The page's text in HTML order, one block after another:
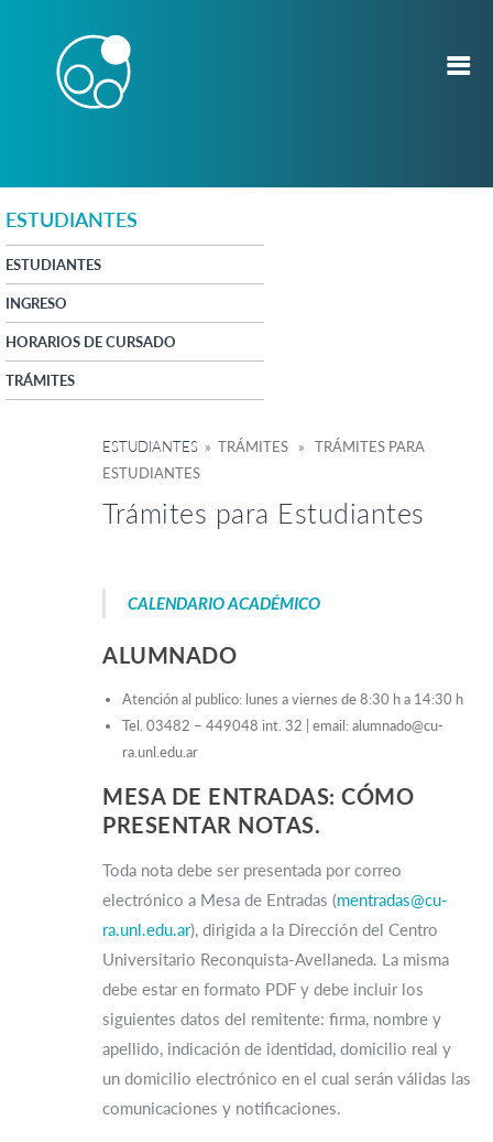
ESTUDIANTES
ESTUDIANTES
INGRESO
HORARIOS DE CURSADO
TRÁMITES
ESTUDIANTES » TRÁMITES » TRÁMITES PARA
ESTUDIANTES
Trámites para Estudiantes
CALENDARIO ACADÉMICO
ALUMNADO
Atención al publico: lunes a viernes de 8:30 h a 14:30 h
Tel. 03482 – 449048 int. 32 | email: alumnado@cu-
ra.unl.edu.ar
MESA DE ENTRADAS: CÓMO
PRESENTAR NOTAS.
Toda nota debe ser presentada por correo
electrónico a Mesa de Entradas (mentradas@cu-
ra.unl.edu.ar), dirigida a la Dirección del Centro
Universitario Reconquista-Avellaneda. La misma
debe estar en formato PDF y debe incluir los
siguientes datos del remitente: firma, nombre y
apellido, indicación de identidad, domicilio real y
un domicilio electrónico en el cual serán válidas las
comunicaciones y notificaciones.